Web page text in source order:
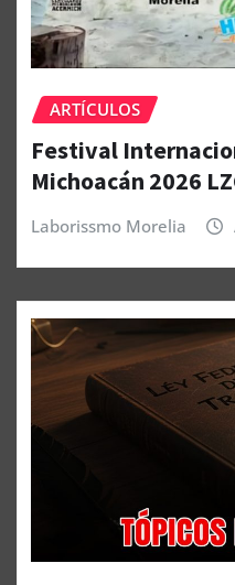
ARTÍCULOS
Festival
Michoacán 2026
Laborissmo Morelia